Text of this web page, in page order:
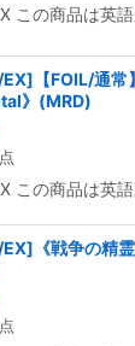
この商品は英語
【FOIL/通常
》(MRD)
この商品は英語
《戦争の精